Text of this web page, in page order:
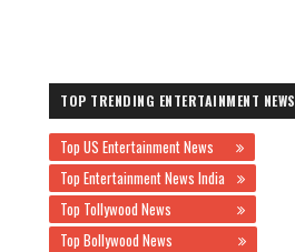
TOP TRENDING ENTERTAINMENT NEWS
Top US Entertainment News
Top Entertainment News India
Top Tollywood News
Top Bollywood News